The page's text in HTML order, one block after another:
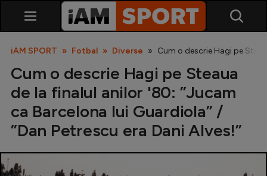
SuperLiga
iAM SPORT Fotbal Diverse Cum o descrie Hagi pe
Cum o descrie Hagi pe Steaua
de la finalul anilor '80: ”Jucam
ca Barcelona lui Guardiola” /
”Dan Petrescu era Dani Alves!”